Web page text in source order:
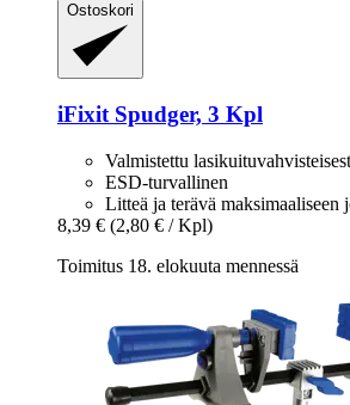
Ostoskori
iFixit Spudger, 3 Kpl
Valmistettu
ESD-turvallinen
Litteä ja terävä maksimaaliseen
8,39 € (2,80 € / Kpl)
Toimitus 18. elokuuta mennessä